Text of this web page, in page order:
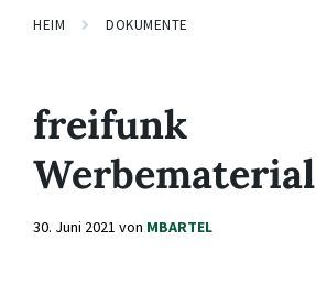
HEIM DOKUMENTE
freifunk
Werbematerial
30. Juni 2021 von MBARTEL